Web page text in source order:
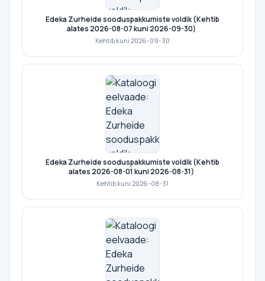
Edeka Zurheide sooduspakkumiste voldik (Kehtib
alates 2026-08-07 kuni 2026-09-30)
Kehtib kuni 2026-09-30
Edeka Zurheide sooduspakkumiste voldik (Kehtib
alates 2026-08-01 kuni 2026-08-31)
Kehtib kuni 2026-08-31